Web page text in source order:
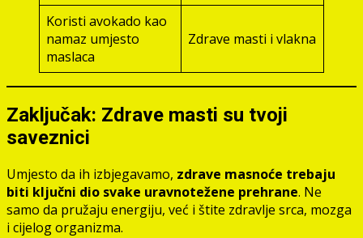
Koristi avokado kao
namaz umjesto
maslaca
Zdrave masti i vlakna
Zaključak: Zdrave masti su tvoji
saveznici
Umjesto da ih izbjegavamo, zdrave masnoće trebaju
biti ključni dio svake uravnotežene prehrane. Ne
samo da pružaju energiju, već i štite zdravlje srca, mozga
i cijelog organizma.